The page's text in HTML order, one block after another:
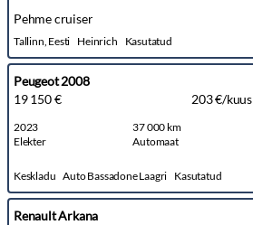
Pehme cruiser
Tallinn, Eesti Heinrich Kasutatud
Peugeot 2008
19 150 €
203 €/kuus
2023
37 000 km
Elekter
Automaat
Keskladu Auto Bassadone Laagri Kasutatud
Renault Arkana